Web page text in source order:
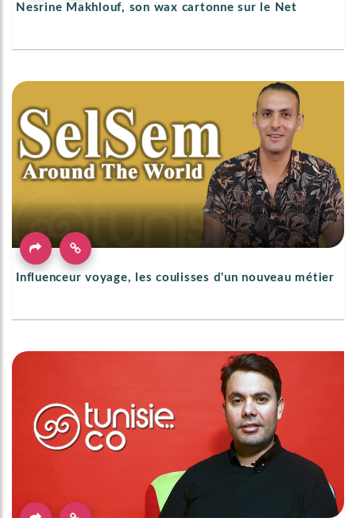
Nesrine Makhlouf, son wax cartonne sur le Net
Influenceur voyage, les coulisses d'un nouveau métier